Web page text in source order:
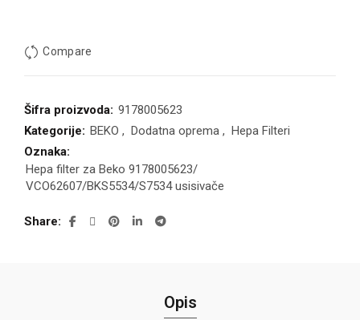
Compare
Šifra proizvoda: 9178005623
Kategorije: BEKO , Dodatna oprema ,
Hepa Filteri
Oznaka:
Hepa filter za Beko 9178005623/
VCO62607/BKS5534/S7534 usisivače
Share
Opis